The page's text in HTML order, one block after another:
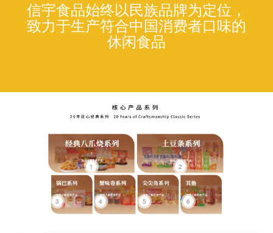
信宇食品始终以民族品牌为定位，
致力于生产符合中国消费者口味的
休闲食品
1 2
3 4 5 6